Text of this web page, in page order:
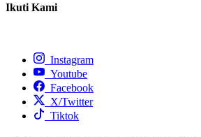
Ikuti Kami
Instagram
Youtube
Facebook
X/Twitter
Tiktok